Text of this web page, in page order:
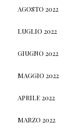
AGOSTO 2022
LUGLIO 2022
GIUGNO 2022
MAGGIO 2022
APRILE 2022
MARZO 2022